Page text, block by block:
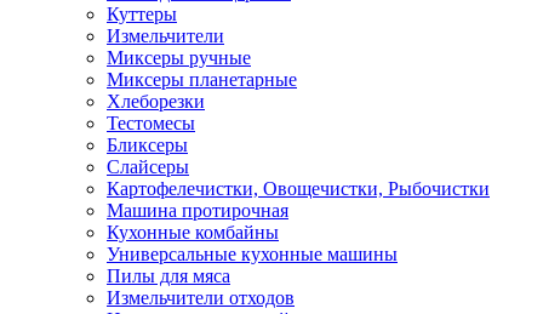
Куттеры
Измельчители
Миксеры ручные
Миксеры планетарные
Хлеборезки
Тестомесы
Бликсеры
Слайсеры
Картофелечистки, Овощечистки, Рыбочистки
Машина протирочная
Кухонные комбайны
Универсальные кухонные машины
Пилы для мяса
Измельчители отходов